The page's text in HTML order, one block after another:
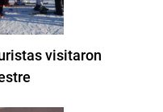
visitaron